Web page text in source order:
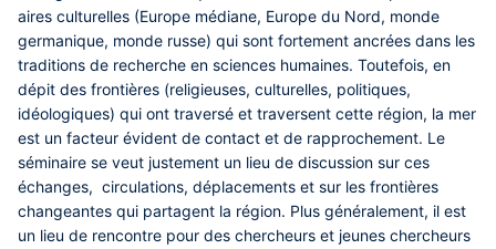
aires culturelles (Europe médiane, Europe du Nord, monde
germanique, monde russe) qui sont fortement ancrées dans les
traditions de recherche en sciences humaines. Toutefois, en
dépit des frontières (religieuses, culturelles, politiques,
idéologiques) qui ont traversé et traversent cette région, la mer
est un facteur évident de contact et de rapprochement. Le
séminaire se veut justement un lieu de discussion sur ces
échanges, circulations, déplacements et sur les frontières
changeantes qui partagent la région. Plus généralement, il est
un lieu de rencontre pour des chercheurs et jeunes chercheurs